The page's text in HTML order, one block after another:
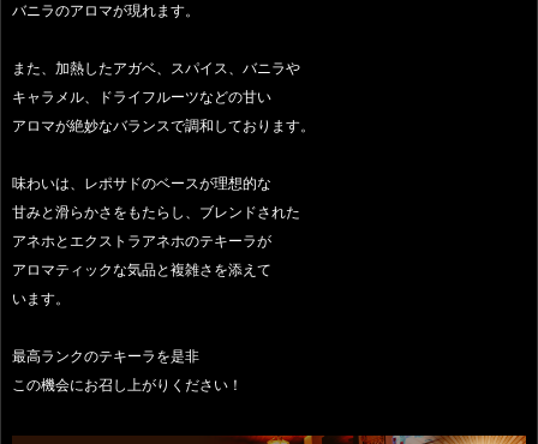
バニラのアロマが現れます。
また、加熱したアガベ、スパイス、バニラや
キャラメル、ドライフルーツなどの甘い
アロマが絶妙なバランスで調和しております。
味わいは、レポサドのベースが理想的な
甘みと滑らかさをもたらし、ブレンドされた
アネホとエクストラアネホのテキーラが
アロマティックな気品と複雑さを添えて
います。
最高ランクのテキーラを是非
この機会にお召し上がりください！